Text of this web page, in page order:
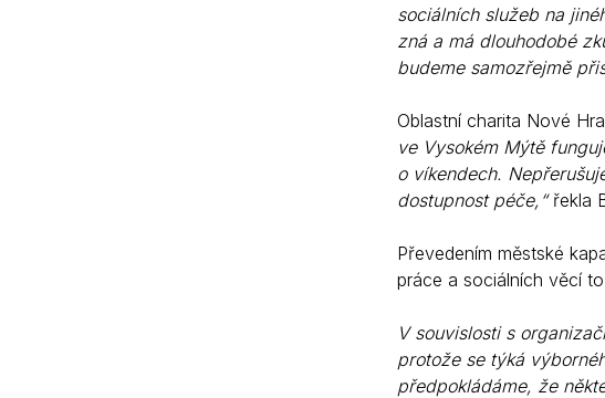
sociálních služeb na
zná a má dlouhodobé
budeme samozřejmě
Oblastní charita Nové
ve Vysokém Mýtě
o víkendech.
dostupnost péče,“ řekla
Převedením městské
práce a sociálních věcí
V souvislosti s
protože se týká
předpokládáme, že